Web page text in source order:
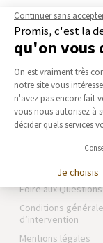
AGENCE DE
Qui sommes-nous
Actualités
Notre charte qualité
Partenaires
Trouver une agence
Devenir franchisé
Foire aux Questions
Conditions
d’intervention
Mentions légales
Continuer sans
Promis, c'est la
qu'on vous
Plateforme
On est vraiment très
notre site vous
n'avez pas encore fait
vous nous autorisez à
décider quels services
Je choisis